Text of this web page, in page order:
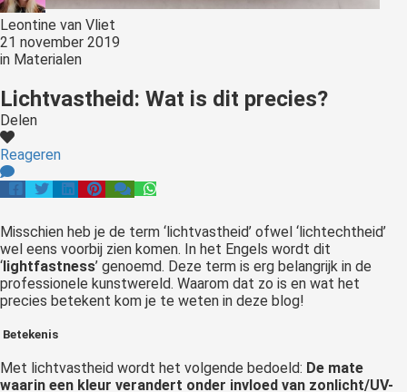
Leontine van Vliet
21 november 2019
in Materialen
Lichtvastheid: Wat is dit precies?
Delen
Reageren
Misschien heb je de term ‘lichtvastheid’ ofwel ‘lichtechtheid’
wel eens voorbij zien komen. In het Engels wordt dit
‘ lightfastness’ genoemd. Deze term is erg belangrijk in de
professionele kunstwereld. Waarom dat zo is en wat het
precies betekent kom je te weten in deze blog!
Betekenis
Met lichtvastheid wordt het volgende bedoeld: De mate
waarin een kleur verandert onder invloed van zonlicht/UV-